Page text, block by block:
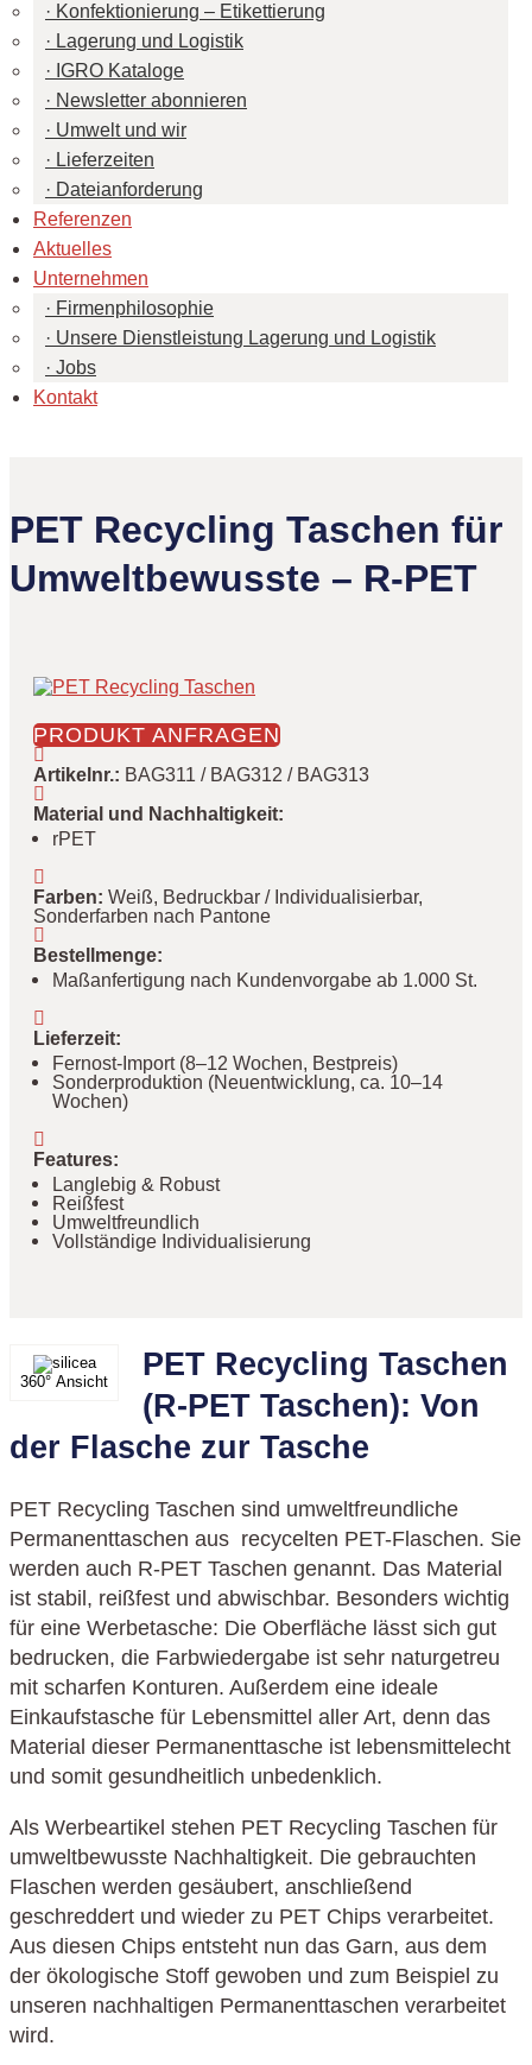
Konfektionierung – Etikettierung
Lagerung und Logistik
IGRO Kataloge
Newsletter abonnieren
Umwelt und wir
Lieferzeiten
Dateianforderung
Referenzen
Aktuelles
Unternehmen
Firmenphilosophie
Unsere Dienstleistung Lagerung und Logistik
Jobs
Kontakt
PET Recycling Taschen für
Umweltbewusste – R-PET
PRODUKT ANFRAGEN
Artikelnr.: BAG311 / BAG312 / BAG313
Material und Nachhaltigkeit:
rPET
Farben: Weiß, Bedruckbar / Individualisierbar,
Sonderfarben nach Pantone
Bestellmenge:
Maßanfertigung nach Kundenvorgabe ab 1.000 St.
Lieferzeit:
Fernost-Import (8–12 Wochen, Bestpreis)
Sonderproduktion (Neuentwicklung, ca. 10–14
Wochen)
Features:
Langlebig & Robust
Reißfest
Umweltfreundlich
Vollständige Individualisierung
360° Ansicht
PET Recycling Taschen
(R-PET Taschen): Von
der Flasche zur Tasche
PET Recycling Taschen sind umweltfreundliche
Permanenttaschen aus recycelten PET-Flaschen. Sie
werden auch R-PET Taschen genannt. Das Material
ist stabil, reißfest und abwischbar. Besonders wichtig
für eine Werbetasche: Die Oberfläche lässt sich gut
bedrucken, die Farbwiedergabe ist sehr naturgetreu
mit scharfen Konturen. Außerdem eine ideale
Einkaufstasche für Lebensmittel aller Art, denn das
Material dieser Permanenttasche ist lebensmittelecht
und somit gesundheitlich unbedenklich.
Als Werbeartikel stehen PET Recycling Taschen für
umweltbewusste Nachhaltigkeit. Die gebrauchten
Flaschen werden gesäubert, anschließend
geschreddert und wieder zu PET Chips verarbeitet.
Aus diesen Chips entsteht nun das Garn, aus dem
der ökologische Stoff gewoben und zum Beispiel zu
unseren nachhaltigen Permanenttaschen verarbeitet
wird.